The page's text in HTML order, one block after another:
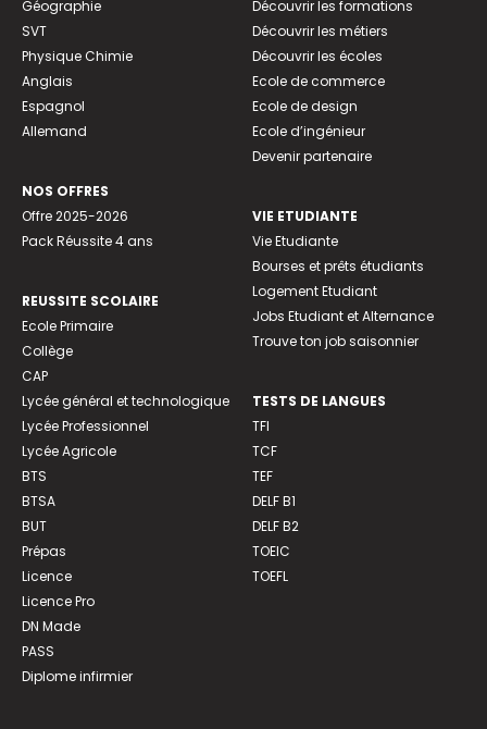
Géographie
SVT
Physique Chimie
Anglais
Espagnol
Allemand
NOS OFFRES
Offre 2025-2026
Pack Réussite 4 ans
REUSSITE SCOLAIRE
Ecole Primaire
Collège
CAP
Lycée général et technologique
Lycée Professionnel
Lycée Agricole
BTS
BTSA
BUT
Prépas
Licence
Licence Pro
DN Made
PASS
Diplome infirmier
Découvrir les formations
Découvrir les métiers
Découvrir les écoles
Ecole de commerce
Ecole de design
Ecole d’ingénieur
Devenir partenaire
VIE ETUDIANTE
Vie Etudiante
Bourses et prêts étudiants
Logement Etudiant
Jobs Etudiant et Alternance
Trouve ton job saisonnier
TESTS DE LANGUES
TFI
TCF
TEF
DELF B1
DELF B2
TOEIC
TOEFL